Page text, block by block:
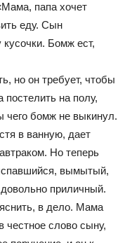
папа хочет
еду. Сын
Бомж ест,
но он требует, чтобы
на полу,
чего бомж не выкинул.
в ванную, дает
Но теперь
вымытый,
приличный.
в дело. Мама
честное слово сыну,